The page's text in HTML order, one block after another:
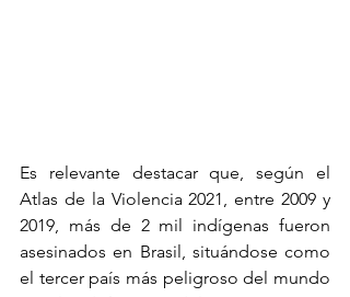
Es relevante destacar que, según el
Atlas de la Violencia 2021, entre 2009 y
2019, más de 2 mil indígenas fueron
asesinados en Brasil, situándose como
el tercer país más peligroso del mundo